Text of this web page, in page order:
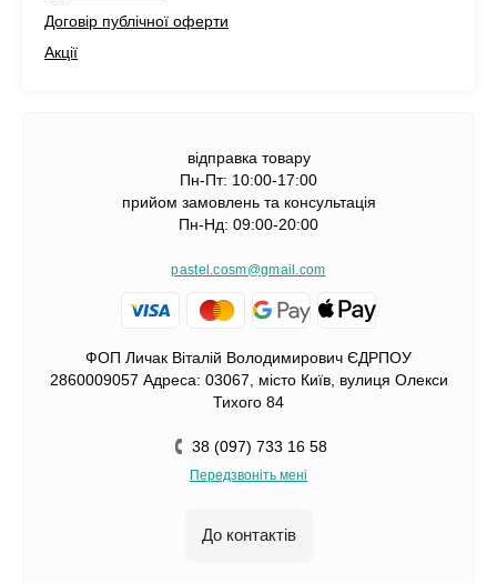
Договір публічної оферти
Акції
відправка товару
Пн-Пт: 10:00-17:00
прийом замовлень та консультація
Пн-Нд: 09:00-20:00
pastel.cosm@gmail.com
ФОП Личак Віталій Володимирович ЄДРПОУ
2860009057 Адреса: 03067, місто Київ, вулиця Олекси
Тихого 84
38 (097) 733 16 58
Передзвоніть мені
До контактів